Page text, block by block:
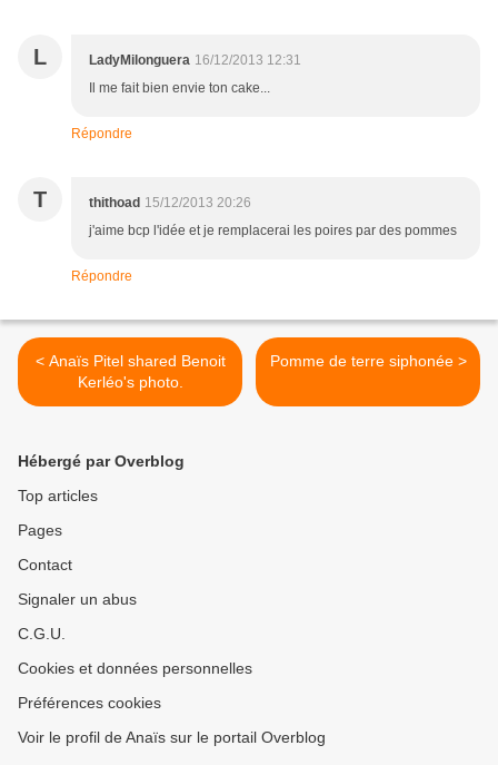
L LadyMilonguera 16/12/2013 12:31
Il me fait bien envie ton cake...
Répondre
T thithoad 15/12/2013 20:26
j'aime bcp l'idée et je remplacerai les poires par des pommes
Répondre
< Anaïs Pitel shared Benoit
Kerléo's photo.
Pomme de terre siphonée >
Hébergé par Overblog
Top articles
Pages
Contact
Signaler un abus
C.G.U.
Cookies et données personnelles
Préférences cookies
Voir le profil de Anaïs sur le portail Overblog